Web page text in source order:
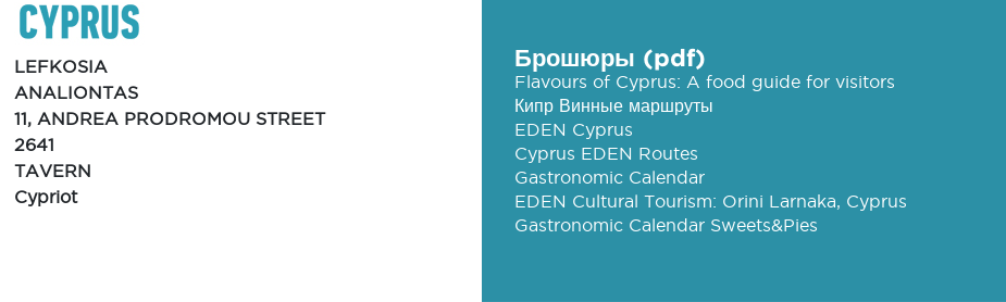
LEFKOSIA
ANALIONTAS
11, ANDREA PRODROMOU STREET
2641
TAVERN
Cypriot
Брошюры (pdf)
Flavours of Cyprus: A food guide for visitors
Кипр Винные маршруты
EDEN Cyprus
Cyprus EDEN Routes
Gastronomic Calendar
EDEN Cultural Tourism: Orini Larnaka, Cyprus
Gastronomic Calendar Sweets&Pies